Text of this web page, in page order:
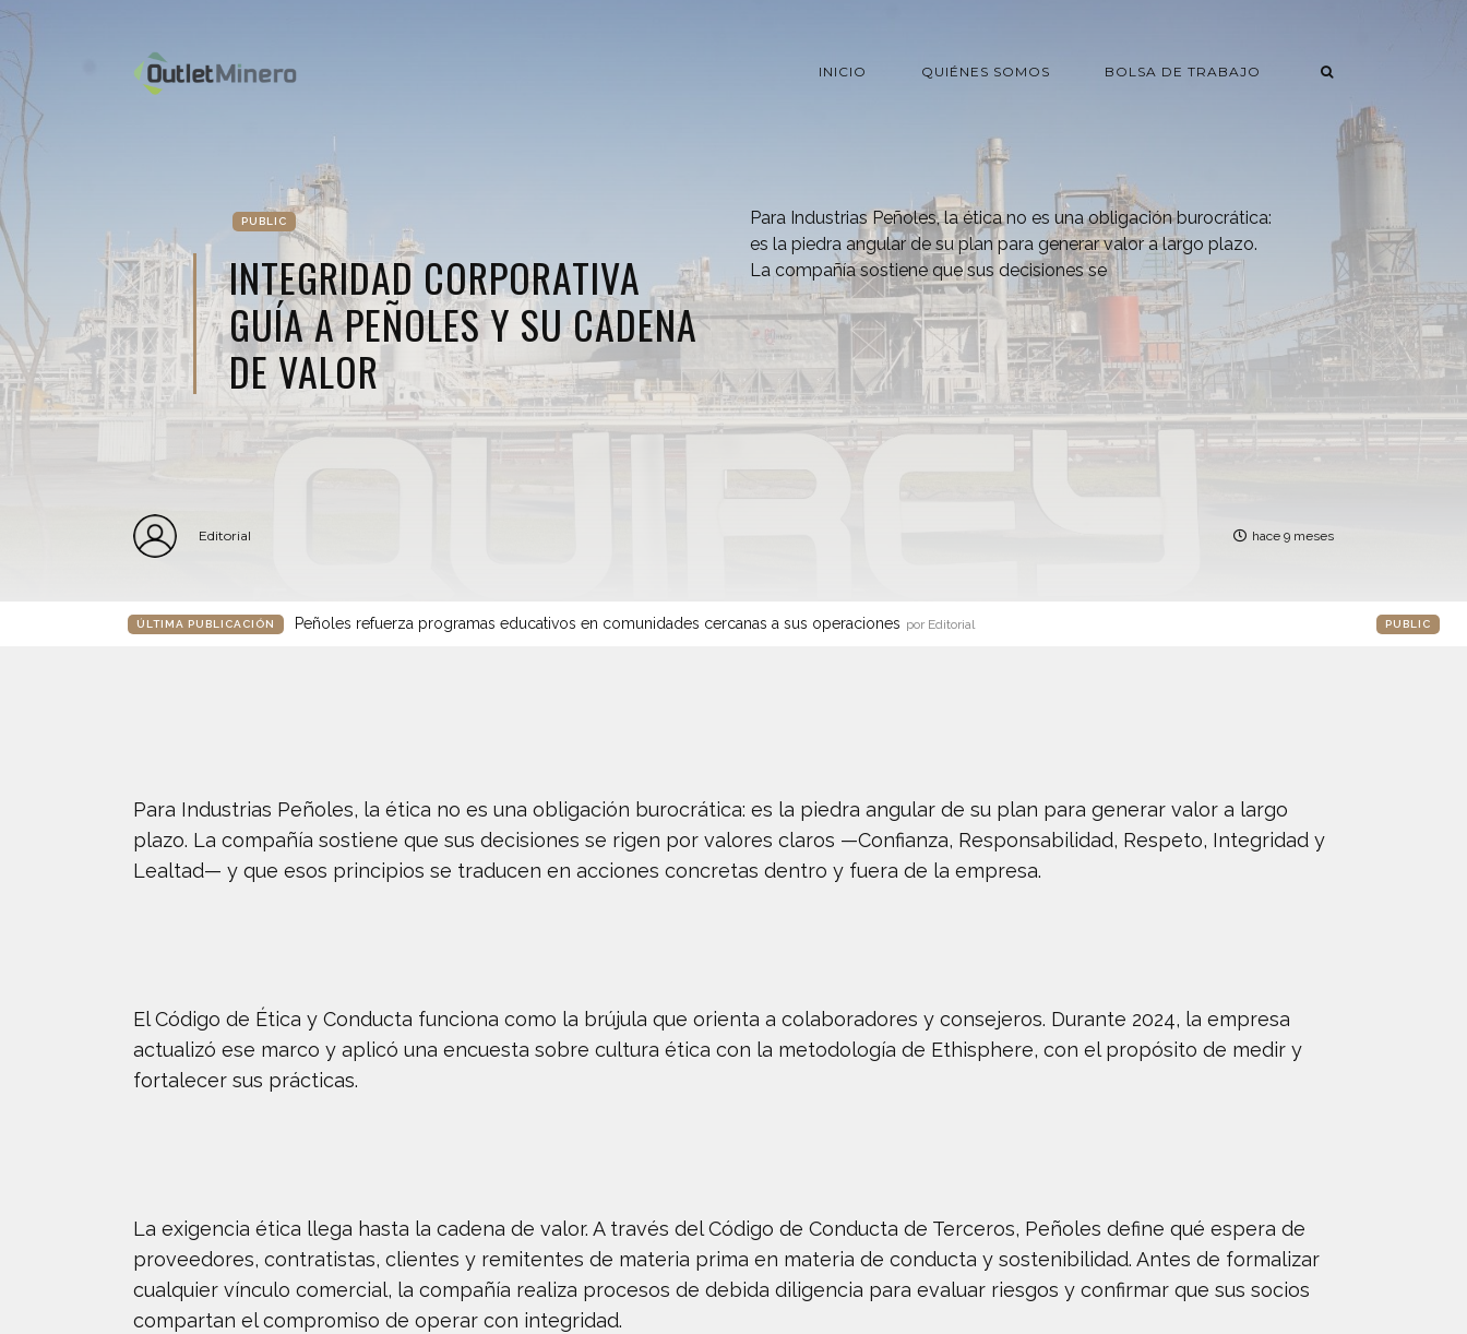
INICIO QUIÉNES SOMOS BOLSA DE TRABAJO
PUBLIC
INTEGRIDAD CORPORATIVA
GUÍA A PEÑOLES Y SU CADENA
DE VALOR
Para Industrias Peñoles, la ética no es una obligación burocrática:
es la piedra angular de su plan para generar valor a largo plazo.
La compañía sostiene que sus decisiones se
Editorial hace 9 meses
ÚLTIMA PUBLICACIÓN Peñoles refuerza programas educativos en comunidades cercanas a sus operaciones por Editorial PUBLIC
Para Industrias Peñoles, la ética no es una obligación burocrática: es la piedra angular de su plan para generar valor a largo
plazo. La compañía sostiene que sus decisiones se rigen por valores claros —Confianza, Responsabilidad, Respeto, Integridad y
Lealtad— y que esos principios se traducen en acciones concretas dentro y fuera de la empresa.
El Código de Ética y Conducta funciona como la brújula que orienta a colaboradores y consejeros. Durante 2024, la empresa
actualizó ese marco y aplicó una encuesta sobre cultura ética con la metodología de Ethisphere, con el propósito de medir y
fortalecer sus prácticas.
La exigencia ética llega hasta la cadena de valor. A través del Código de Conducta de Terceros, Peñoles define qué espera de
proveedores, contratistas, clientes y remitentes de materia prima en materia de conducta y sostenibilidad. Antes de formalizar
cualquier vínculo comercial, la compañía realiza procesos de debida diligencia para evaluar riesgos y confirmar que sus socios
compartan el compromiso de operar con integridad.